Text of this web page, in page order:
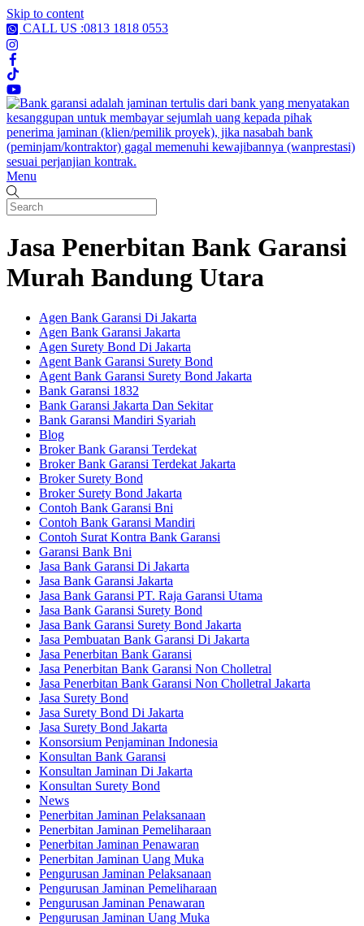
Skip to content
CALL US :0813 1818 0553
Menu
Jasa Penerbitan Bank Garansi
Murah Bandung Utara
Agen Bank Garansi Di Jakarta
Agen Bank Garansi Jakarta
Agen Surety Bond Di Jakarta
Agent Bank Garansi Surety Bond
Agent Bank Garansi Surety Bond Jakarta
Bank Garansi 1832
Bank Garansi Jakarta Dan Sekitar
Bank Garansi Mandiri Syariah
Blog
Broker Bank Garansi Terdekat
Broker Bank Garansi Terdekat Jakarta
Broker Surety Bond
Broker Surety Bond Jakarta
Contoh Bank Garansi Bni
Contoh Bank Garansi Mandiri
Contoh Surat Kontra Bank Garansi
Garansi Bank Bni
Jasa Bank Garansi Di Jakarta
Jasa Bank Garansi Jakarta
Jasa Bank Garansi PT. Raja Garansi Utama
Jasa Bank Garansi Surety Bond
Jasa Bank Garansi Surety Bond Jakarta
Jasa Pembuatan Bank Garansi Di Jakarta
Jasa Penerbitan Bank Garansi
Jasa Penerbitan Bank Garansi Non Cholletral
Jasa Penerbitan Bank Garansi Non Cholletral Jakarta
Jasa Surety Bond
Jasa Surety Bond Di Jakarta
Jasa Surety Bond Jakarta
Konsorsium Penjaminan Indonesia
Konsultan Bank Garansi
Konsultan Jaminan Di Jakarta
Konsultan Surety Bond
News
Penerbitan Jaminan Pelaksanaan
Penerbitan Jaminan Pemeliharaan
Penerbitan Jaminan Penawaran
Penerbitan Jaminan Uang Muka
Pengurusan Jaminan Pelaksanaan
Pengurusan Jaminan Pemeliharaan
Pengurusan Jaminan Penawaran
Pengurusan Jaminan Uang Muka